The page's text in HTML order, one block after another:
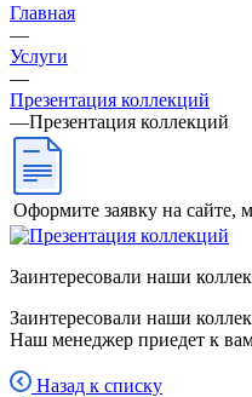
Главная
—
Услуги
—
Презентация коллекций
—Презентация коллекций
Оформите заявку на сайте,
Заинтересовали наши
Заинтересовали наши
Наш менеджер приедет к
Назад к списку